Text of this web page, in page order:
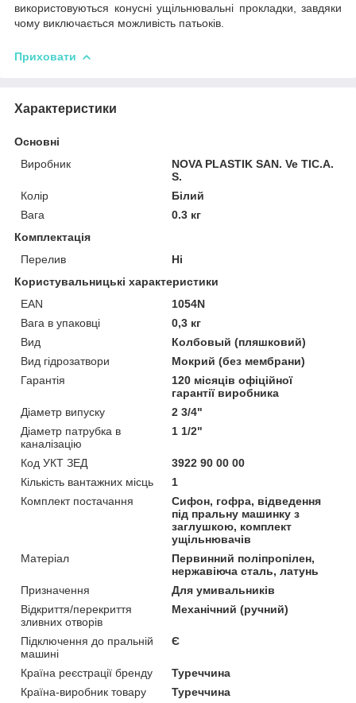
використовуються конусні ущільнювальні прокладки, завдяки
чому виключається можливість патьоків.
Приховати
Характеристики
Основні
Виробник
NOVA PLASTIK SAN. Ve TIC.A.
S.
Колір
Білий
Вага
0.3 кг
Комплектація
Перелив
Ні
Користувальницькі характеристики
EAN
1054N
Вага в упаковці
0,3 кг
Вид
Колбовый (пляшковий)
Вид гідрозатвори
Мокрий (без мембрани)
Гарантія
120 місяців офіційної
гарантії виробника
Діаметр випуску
2 3/4"
Діаметр патрубка в
каналізацію
1 1/2"
Код УКТ ЗЕД
3922 90 00 00
Кількість вантажних місць
1
Комплект постачання
Сифон, гофра, відведення
під пральну машинку з
заглушкою, комплект
ущільнювачів
Матеріал
Первинний поліпропілен,
нержавіюча сталь, латунь
Призначення
Для умивальників
Відкриття/перекриття
зливних отворів
Механічний (ручний)
Підключення до пральній
машині
Є
Країна реєстрації бренду
Туреччина
Країна-виробник товару
Туреччина